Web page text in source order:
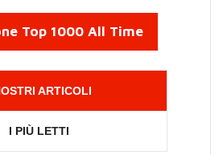
Top 1000 All Time
ARTICOLI
I PIÙ LETTI